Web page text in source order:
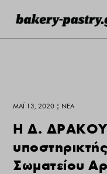
ΜΆΙ 13, 2020 | ΝΕΑ
Η Δ.
Σωματείου